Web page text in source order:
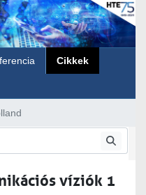
Cikkek
víziók 1